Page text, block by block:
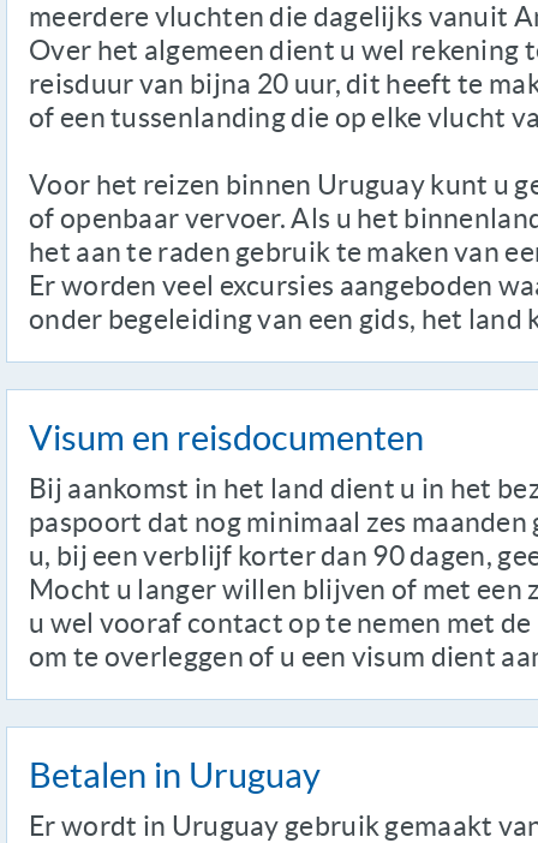
meerdere vluchten die dagelijks vanuit
Over het algemeen dient u wel rekening
reisduur van bijna 20 uur, dit heeft te
of een tussenlanding die op elke vlucht
Voor het reizen binnen Uruguay kunt u
of openbaar vervoer. Als u het
het aan te raden gebruik te maken van
Er worden veel excursies aangeboden
onder begeleiding van een gids, het land
Visum en reisdocumenten
Bij aankomst in het land dient u in het
paspoort dat nog minimaal zes
u, bij een verblijf korter dan 90 dagen,
Mocht u langer willen blijven of met een
u wel vooraf contact op te nemen met
om te overleggen of u een visum dient
Betalen in Uruguay
Er wordt in Uruguay gebruik gemaakt